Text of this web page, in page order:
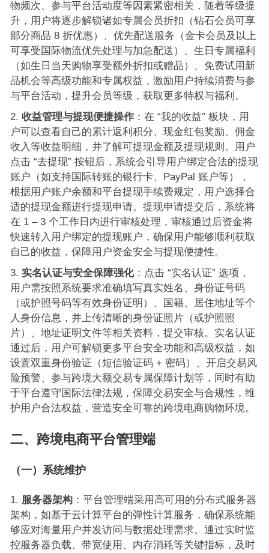
物频次、参与平台活动度等因素紧密相关，随着等级提
升，用户将逐步解锁诸如专属会员折扣（钻石会员可享
部分商品 8 折优惠）、优先配送服务（金卡会员及以上
可享受国际物流优先处理与加急配送）、生日专属福利
（如生日当天购物享受额外折扣或赠品）、免费试用新
品机会等高级功能和专属权益，激励用户持续消费与参
与平台活动，提升会员等级，获取更多特权与福利。
收益管理与提现便捷操作：在 “我的收益” 板块，用
户可以查看自己的累计返利积分、现金红包奖励、佣金
收入等收益明细，并了解可提现金额及提现规则。用户
点击 “去提现” 按钮后，系统会引导用户绑定合法的提现
账户（如支持国际转账的银行卡、PayPal 账户等），
根据用户账户余额和平台提现手续费规定，用户选择合
适的提现金额进行提现申请。提现申请提交后，系统将
在 1 – 3 个工作日内进行审核处理，审核通过后资金将
快速转入用户绑定的提现账户，确保用户能够顺利获取
自己的收益，保障用户资金安全与提现便捷性。
实名认证与安全保障强化：点击 “实名认证” 选项，
用户需按照系统要求准确填写真实姓名、身份证号码
（或护照号码等有效身份证明）、国籍、居住地址等个
人身份信息，并上传清晰的身份证照片（或护照照
片）、地址证明文件等相关资料，提交审核。实名认证
通过后，用户可解锁更多平台安全功能和高级权益，如
设置双重身份验证（短信验证码 + 密码）、开启交易风
险预警、参与跨境大额交易专属保障计划等，同时有助
于平台遵守国际法律法规，保障交易安全与合规性，维
护用户合法权益，营造安全可靠的跨境电商购物环境。
二、跨境电商平台管理端
（一）系统维护
服务器架构：平台管理端采用高可用的分布式服务器
架构，如基于云计算平台的弹性计算服务，确保系统能
够应对海量用户并发访问与数据处理需求。通过实时监
控服务器负载、带宽使用、内存消耗等关键指标，及时